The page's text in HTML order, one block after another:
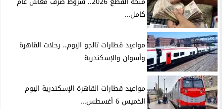
كامل...
مواعيد قطارات تالجو اليوم.. رحلات القاهرة
وأسوان والإسكندرية
مواعيد قطارات القاهرة الإسكندرية اليوم
الخميس 6 أغسطس...